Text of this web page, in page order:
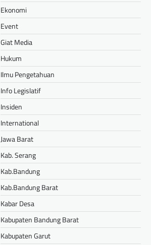
Ekonomi
Event
Giat Media
Hukum
Ilmu Pengetahuan
Info Legislatif
Insiden
International
Jawa Barat
Kab. Serang
Kab.Bandung
Kab.Bandung Barat
Kabar Desa
Kabupaten Bandung Barat
Kabupaten Garut